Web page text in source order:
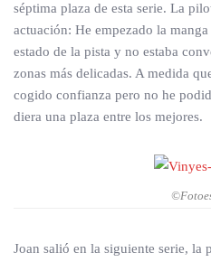
séptima plaza de esta serie. La
actuación: He empezado la
estado de la pista y no estaba
zonas más delicadas. A medida
cogido confianza pero no he
diera una plaza entre los mejores.
Joan salió en la siguiente serie, la